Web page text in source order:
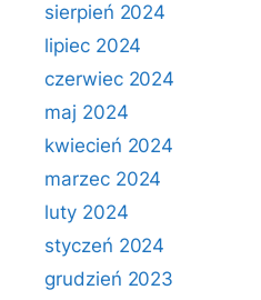
sierpień 2024
lipiec 2024
czerwiec 2024
maj 2024
kwiecień 2024
marzec 2024
luty 2024
styczeń 2024
grudzień 2023